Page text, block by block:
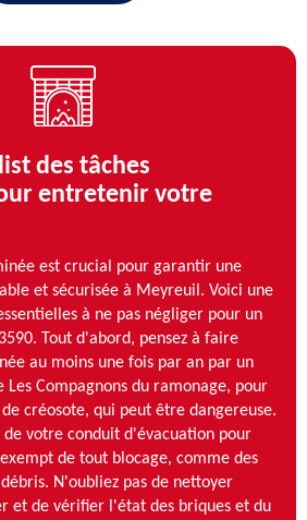
des tâches
entretenir votre
est crucial pour garantir une
et sécurisée à Meyreuil. Voici une
à ne pas négliger pour un
Tout d'abord, pensez à faire
au moins une fois par an par un
Les Compagnons du ramonage, pour
créosote, qui peut être dangereuse.
votre conduit d'évacuation pour
de tout blocage, comme des
N'oubliez pas de nettoyer
et de vérifier l'état des briques et du